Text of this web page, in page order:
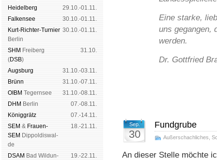
Hei­del­berg
29.10.-01.11.
Fal­ken­see
30.10.-01.11.
Kurt-Rich­ter-Tur­nier
Ber­lin
30.10.-01.11.
SHM Frei­berg
(DSB)
31.10.
Augs­burg
31.10.-03.11.
Brünn
31.10.-07.11.
OIBM Tegern­see
31.10.-08.11.
DHM Ber­lin
07.-08.11.
König­grätz
07.-14.11.
SEM & Frauen-
SEM Dip­pol­dis­wal­
de
18.-21.11.
DSAM Bad Wil­dun­
19.-22.11.
Eine starke,
uns gegangen,
werden.
Dr. Gottfried
Sep.
30
Fundgrube
Außerschachliches
An dieser Stelle möchte